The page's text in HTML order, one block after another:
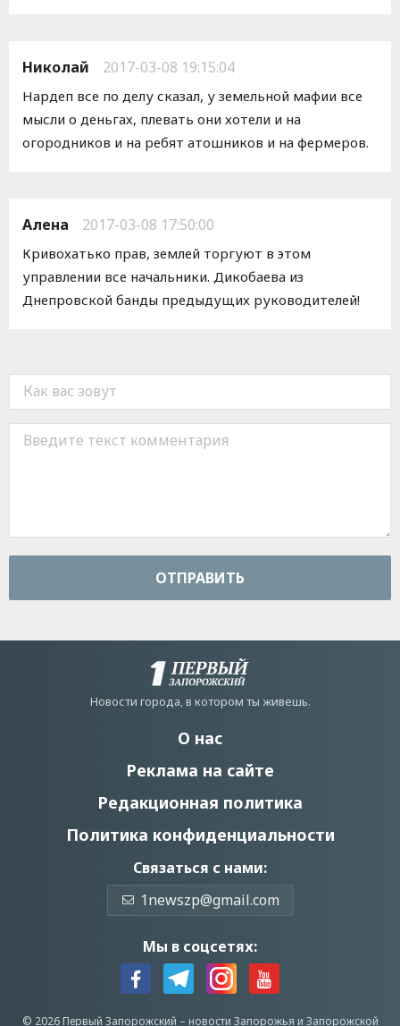
Николай 2017-03-08 19:15:04
Нардеп все по делу сказал, у земельной мафии все
мысли о деньгах, плевать они хотели и на
огородников и на ребят атошников и на фермеров.
Алена 2017-03-08 17:50:00
Кривохатько прав, землей торгуют в этом
управлении все начальники. Дикобаева из
Днепровской банды предыдущих руководителей!
ОТПРАВИТЬ
Новости города, в котором ты живешь.
О нас
Реклама на сайте
Редакционная политика
Политика конфиденциальности
Связаться с нами:
1newszp@gmail.com
Мы в соцсетях:
© 2026 Первый Запорожский – новости Запорожья и Запорожской